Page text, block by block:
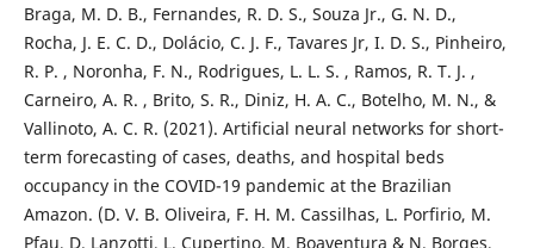
Braga, M. D. B., Fernandes, R. D. S., Souza Jr., G. N. D.,
Rocha, J. E. C. D., Dolácio, C. J. F., Tavares Jr, I. D. S., Pinheiro,
R. P. , Noronha, F. N., Rodrigues, L. L. S. , Ramos, R. T. J. ,
Carneiro, A. R. , Brito, S. R., Diniz, H. A. C., Botelho, M. N., &
Vallinoto, A. C. R. (2021). Artificial neural networks for short-
term forecasting of cases, deaths, and hospital beds
occupancy in the COVID-19 pandemic at the Brazilian
Amazon. (D. V. B. Oliveira, F. H. M. Cassilhas, L. Porfirio, M.
Pfau, D. Lanzotti, L. Cupertino, M. Boaventura & N. Borges,